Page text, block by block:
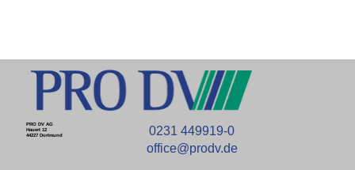
PRO DV AG
Hauert 12
44227 Dortmund
0231 449919-0
office@prodv.de